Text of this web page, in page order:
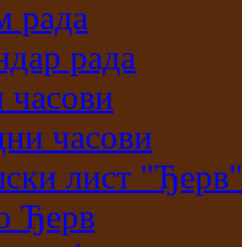
рада
рада
часови
часови
лист "Ђерв"
Ђерв